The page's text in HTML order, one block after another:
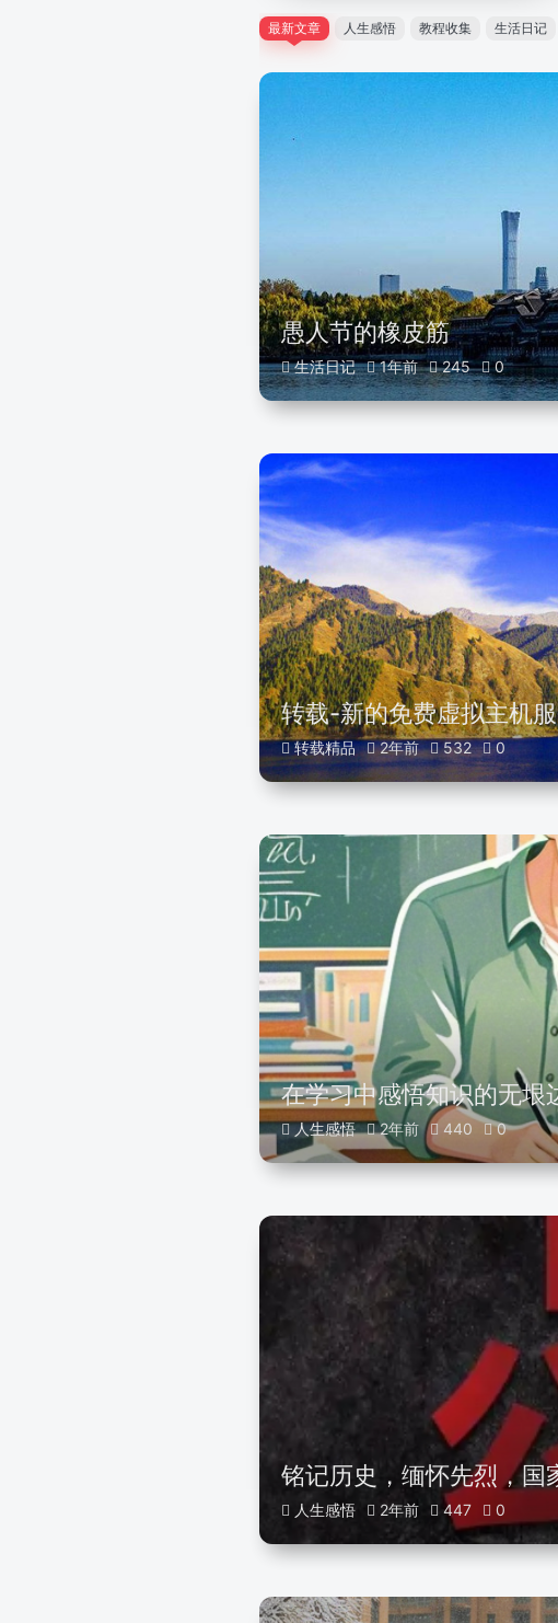
最新文章 人生感悟 教程收集 生活日记
愚人节的橡皮筋
生活日记 1年前 245 0
转载-新的免费虚拟主机
转载精品 2年前 532 0
在学习中感悟知识的无垠
人生感悟 2年前 440 0
铭记历史，缅怀先烈，国
人生感悟 2年前 447 0